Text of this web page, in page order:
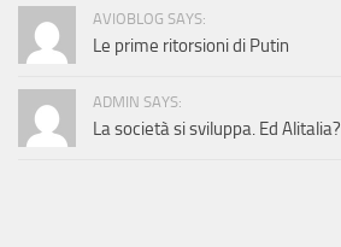
AVIOBLOG SAYS:
Le prime ritorsioni di Putin
ADMIN SAYS:
La società si sviluppa. Ed Alitalia?